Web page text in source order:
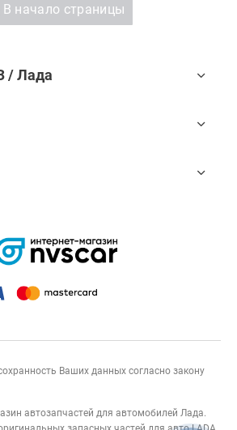
В начало страницы
/ Лада
Ваших данных согласно закону
автозапчастей для автомобилей Лада.